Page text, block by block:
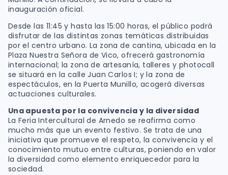
inauguración oficial.
Desde las 11:45 y hasta las 15:00 horas, el público podrá
disfrutar de las distintas zonas temáticas distribuidas
por el centro urbano. La zona de cantina, ubicada en la
Plaza Nuestra Señora de Vico, ofrecerá gastronomía
internacional; la zona de artesanía, talleres y photocall
se situará en la calle Juan Carlos I; y la zona de
espectáculos, en la Puerta Munillo, acogerá diversas
actuaciones culturales.
Una apuesta por la convivencia y la diversidad
La Feria Intercultural de Arnedo se reafirma como
mucho más que un evento festivo. Se trata de una
iniciativa que promueve el respeto, la convivencia y el
conocimiento mutuo entre culturas, poniendo en valor
la diversidad como elemento enriquecedor para la
sociedad.